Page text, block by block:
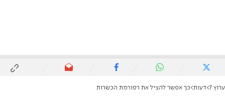
ערוץ 7 דעות כך אפשר להציל את רפורמת הכשרות